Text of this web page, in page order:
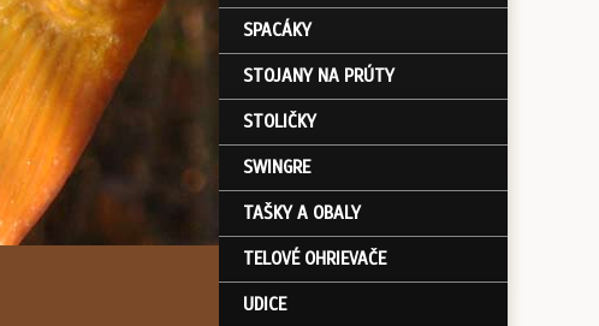
SPACÁKY
STOJANY NA PRÚTY
STOLIČKY
SWINGRE
TAŠKY A OBALY
TELOVÉ OHRIEVAČE
UDICE